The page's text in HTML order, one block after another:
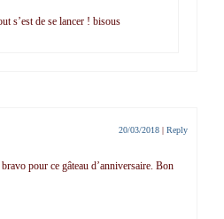
s’est de se lancer ! bisous
20/03/2018 | Reply
pour ce gâteau d’anniversaire. Bon